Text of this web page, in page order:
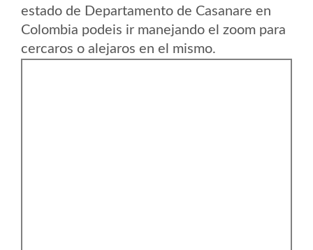
estado de Departamento de Casanare en
Colombia podeis ir manejando el zoom para
cercaros o alejaros en el mismo.